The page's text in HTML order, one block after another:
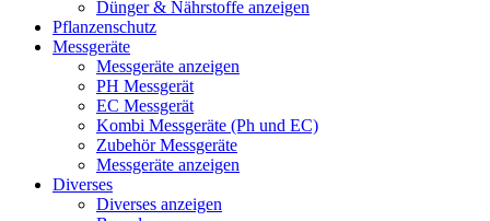
Dünger & Nährstoffe anzeigen
Pflanzenschutz
Messgeräte
Messgeräte anzeigen
PH Messgerät
EC Messgerät
Kombi Messgeräte (Ph und EC)
Zubehör Messgeräte
Messgeräte anzeigen
Diverses
Diverses anzeigen